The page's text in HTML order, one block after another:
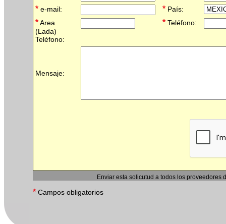
* e-mail: * País:
*Area
(Lada)
Teléfono:
* Teléfono:
Mensaje:
Enviar esta solicutud a todos los proveedores
* Campos obligatorios